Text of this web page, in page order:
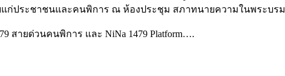
ก่ประชาชนและคนพิการ ณ ห้องประชุม สภาทนายความในพระบร
ายด่วนคนพิการ และ NiNa 1479 Platform….